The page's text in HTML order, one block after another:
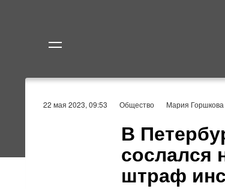
22 мая 2023, 09:53 Общество Мария Горшкова
В
сослался
штраф